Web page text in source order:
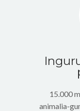
15.000
animalia-